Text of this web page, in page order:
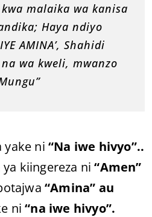
malaika wa kanisa
Haya ndiyo
AMINA’, Shahidi
wa kweli, mwanzo
yake ni “Na iwe hivyo”..
ya kiingereza ni“Amen”
“Amina” au
ni“na iwe hivyo”.